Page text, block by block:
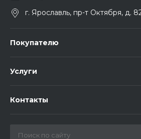
г. Ярославль, пр-т Октября, д.
Покупателю
Услуги
Контакты